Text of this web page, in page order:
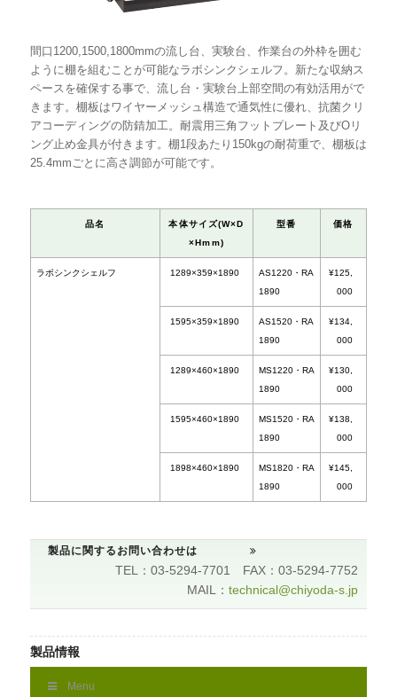
間口1200,1500,1800mmの流し台、実験台、作業台の外枠を囲む
ように棚を組むことが可能なラボシンクシェルフ。新たな収納ス
ペースを確保する事で、流し台・実験台上部空間の有効活用がで
きます。棚板はワイヤーメッシュ構造で通気性に優れ、抗菌クリ
アコーディングの防錆加工。耐震用三角フットプレート及びOリ
ング止め金具が付きます。棚1段あたり150kgの耐荷重で、棚板は
25.4mmごとに高さ調節が可能です。
本体サイズ(W×D
×Hmm)
1595×359×1890
AS1520
製品に関するお問い合わせは
TEL：03-5294-7701 FAX：03-5294-7752
MAIL：technical@chiyoda-s.jp
製品情報
Menu